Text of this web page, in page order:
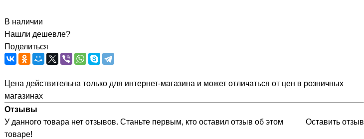
В наличии
Нашли дешевле?
Поделиться
Цена действительна только для интернет-магазина и может отличаться от цен в розничных
магазинах
Отзывы
Оставить отзыв
У данного товара нет отзывов. Станьте первым, кто оставил отзыв об этом
товаре!